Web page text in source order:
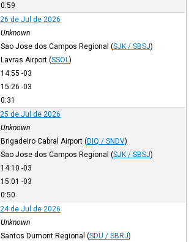
0:59
26 de Jul de 2026
Unknown
Sao Jose dos Campos Regional (SJK / SBSJ)
Lavras Airport (SSOL )
14:55 -03
15:26 -03
0:31
25 de Jul de 2026
Unknown
Brigadeiro Cabral Airport (DIQ / SNDV)
Sao Jose dos Campos Regional (SJK / SBSJ)
14:10 -03
15:01 -03
0:50
24 de Jul de 2026
Unknown
Santos Dumont Regional (SDU / SBRJ)